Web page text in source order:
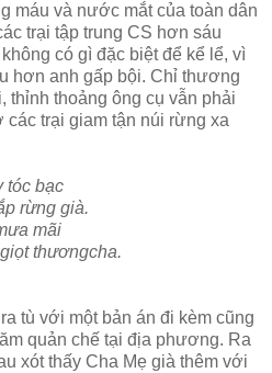
máu và nước mắt của toàn dân
trại tập trung CS hơn sáu
có gì đặc biệt để kể lể, vì
hơn anh gấp bội. Chỉ thương
thỉnh thoảng ông cụ vẫn phải
các trại giam tận núi rừng xa
tóc bạc
rừng già.
mãi
thươngcha.
tù với một bản án đi kèm cũng
quản chế tại địa phương. Ra
xót thấy Cha Mẹ già thêm với